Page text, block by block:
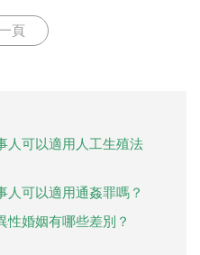
頁
人可以適用人工生殖法
人可以適用通姦罪嗎？
性婚姻有哪些差別？